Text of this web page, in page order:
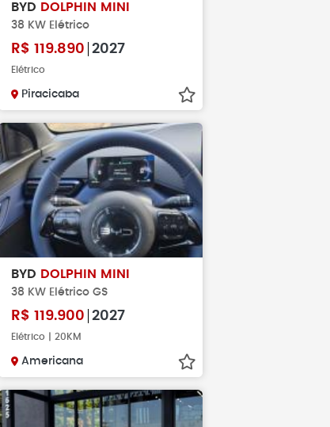
BYD DOLPHIN MINI
38 KW Elétrico
R$ 119.890 2027
Elétrico
Piracicaba
BYD DOLPHIN MINI
38 KW Elétrico GS
R$ 119.900 2027
Elétrico | 20KM
Americana